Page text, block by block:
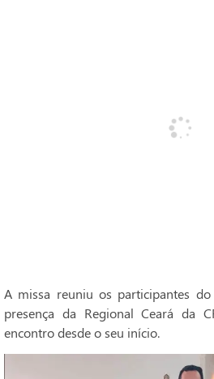
A missa reuniu os participantes
presença da Regional Ceará da
encontro desde o seu início.